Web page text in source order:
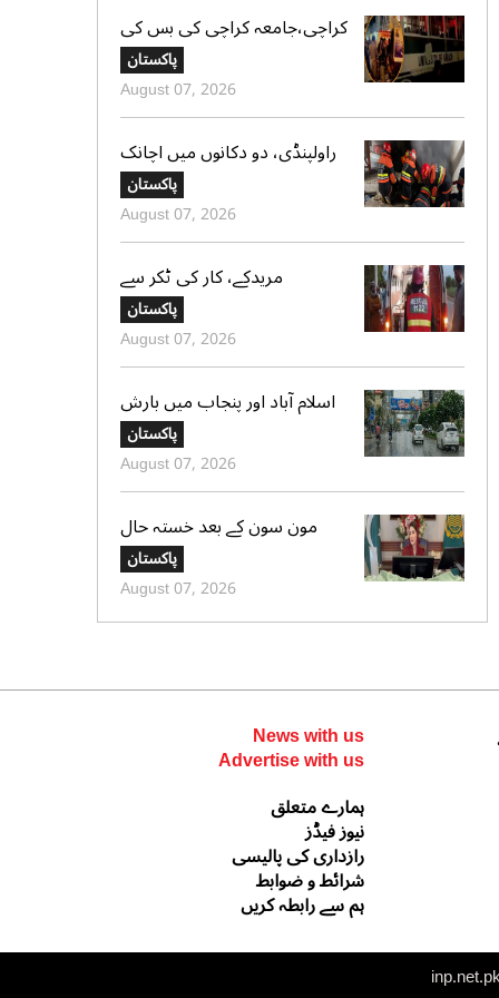
کراچی،جامعہ کراچی کی بس کی
ٹکر سے موٹر سائیکل سوار لڑکی
جاں بحق،ڈرائیور گرفتار
پاکستان
August 07, 2026
راولپنڈی، دو دکانوں میں اچانک
آگ بھڑک اٹھی، ریسکیو کی
بروقت کارروائی، بڑا نقصان ٹل
گیا
پاکستان
August 07, 2026
مریدکے، کار کی ٹکر سے
موٹرسائیکل سوار 2 دوست جاں
بحق، بچہ شدید زخمی
پاکستان
August 07, 2026
اسلام آباد اور پنجاب میں بارش
کی پیشگوئی، کراچی میں بوندا
باندی کا امکان
پاکستان
August 07, 2026
مون سون کے بعد خستہ حال
عمارتوں کا سروے کرایا جائے،
وزیراعلی پنجاب کی ہدایت
پاکستان
August 07, 2026
News with us
Advertise with us
ہمارے متعلق
نیوز فیڈز
رازداری کی پالیسی
شرائط و ضوابط
ہم سے رابطہ کریں